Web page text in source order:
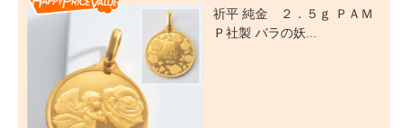
祈平 純金 ２．５ｇ ＰＡＭ
Ｐ社製 バラの妖...